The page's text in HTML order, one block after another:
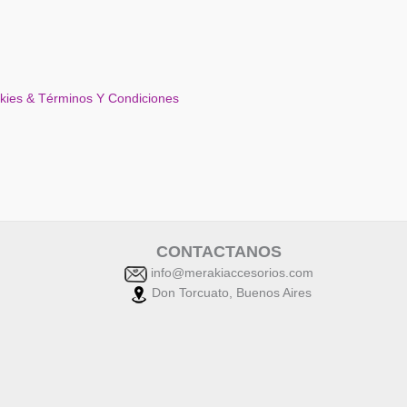
& Términos Y Condiciones
CONTACTANOS
info@merakiaccesorios.com
Don Torcuato, Buenos Aires